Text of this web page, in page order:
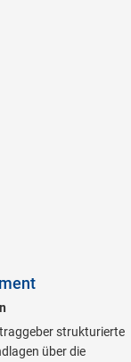
strukturierte
über die